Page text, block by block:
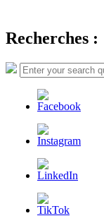
Recherches :
Search
for: